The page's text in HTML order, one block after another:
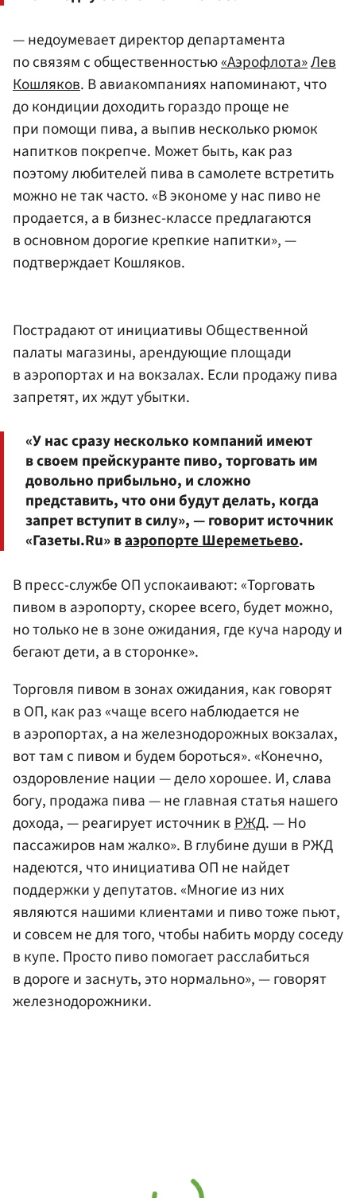
— недоумевает директор департамента
по связям с общественностью«Аэрофлота»Лев
Кошляков. В авиакомпаниях напоминают, что
до кондиции доходить гораздо проще не
при помощи пива, а выпив несколько рюмок
напитков покрепче. Может быть, как раз
поэтому любителей пива в самолете встретить
можно не так часто. «В экономе у нас пиво не
продается, а в бизнес-классе предлагаются
в основном дорогие крепкие напитки», —
подтверждает Кошляков.
Пострадают от инициативы Общественной
палаты магазины, арендующие площади
в аэропортах и на вокзалах. Если продажу пива
запретят, их ждут убытки.
«У нас сразу несколько компаний имеют
в своем прейскуранте пиво, торговать им
довольно прибыльно, и сложно
представить, что они будут делать, когда
запрет вступит в силу», — говорит источник
«Газеты.Ru» ваэропорте Шереметьево.
В пресс-службе ОП успокаивают: «Торговать
пивом в аэропорту, скорее всего, будет можно,
но только не в зоне ожидания, где куча народу и
бегают дети, а в сторонке».
Торговля пивом в зонах ожидания, как говорят
в ОП, как раз «чаще всего наблюдается не
в аэропортах, а на железнодорожных вокзалах,
вот там с пивом и будем бороться». «Конечно,
оздоровление нации — дело хорошее. И, слава
богу, продажа пива — не главная статья нашего
дохода, — реагирует источник вРЖД. — Но
пассажиров нам жалко». В глубине души в РЖД
надеются, что инициатива ОП не найдет
поддержки у депутатов. «Многие из них
являются нашими клиентами и пиво тоже пьют,
и совсем не для того, чтобы набить морду соседу
в купе. Просто пиво помогает расслабиться
в дороге и заснуть, это нормально», — говорят
железнодорожники.